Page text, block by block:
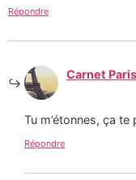
Répondre
Carnet
Tu m’étonnes, ça te
Répondre